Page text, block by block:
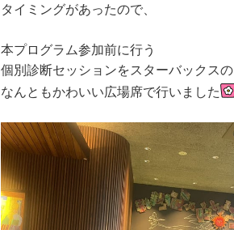
タイミングがあったので、
本プログラム参加前に行う
個別診断セッションをスターバックスの
なんともかわいい広場席で行いました